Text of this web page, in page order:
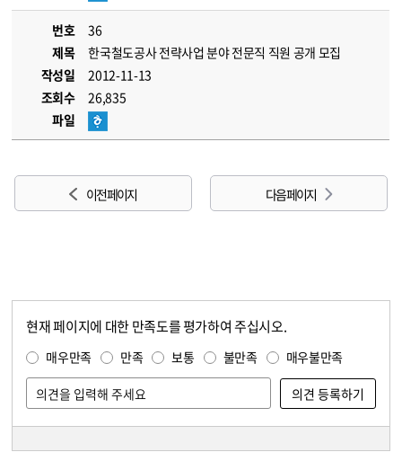
번호
36
제목
한국철도공사 전략사업 분야 전문직 직원 공개 모집
작성일
2012-11-13
조회수
26,835
파일
이전 페이지 다음 페이지
현재 페이지에 대한 만족도를 평가하여 주십시오.
매우만족 만족 보통 불만족 매우불만족